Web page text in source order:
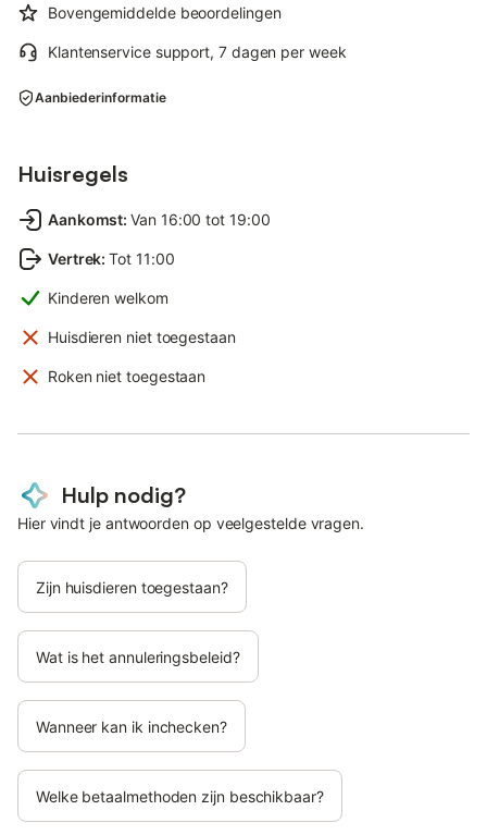
Bovengemiddelde beoordelingen
Klantenservice support, 7 dagen per week
Aanbiederinformatie
Huisregels
Aankomst: Van 16:00 tot 19:00
Vertrek: Tot 11:00
Kinderen welkom
Huisdieren niet toegestaan
Roken niet toegestaan
Hulp nodig?
Hier vindt je antwoorden op veelgestelde vragen.
Zijn huisdieren toegestaan?
Wat is het annuleringsbeleid?
Wanneer kan ik inchecken?
Welke betaalmethoden zijn beschikbaar?